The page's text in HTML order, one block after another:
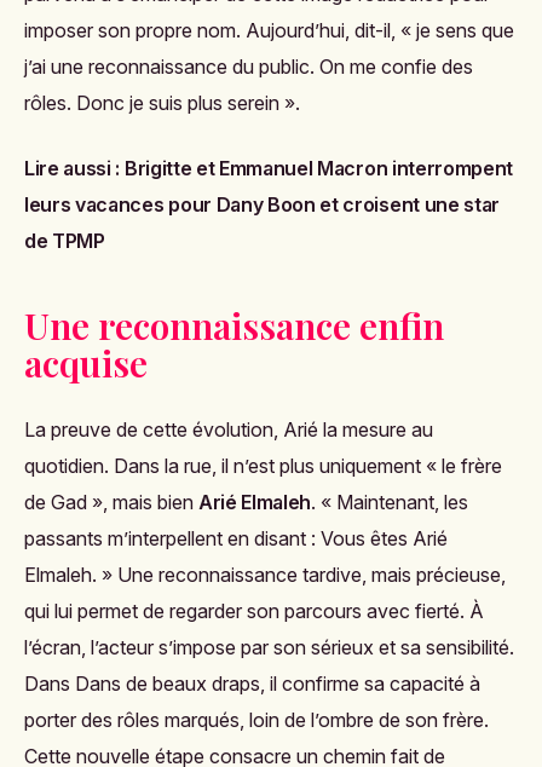
imposer son propre nom. Aujourd’hui, dit-il, « je sens que
j’ai une reconnaissance du public. On me confie des
rôles. Donc je suis plus serein ».
Lire aussi : Brigitte et Emmanuel Macron interrompent
leurs vacances pour Dany Boon et croisent une star
de TPMP
Une reconnaissance enfin
acquise
La preuve de cette évolution, Arié la mesure au
quotidien. Dans la rue, il n’est plus uniquement « le frère
de Gad », mais bien Arié Elmaleh. « Maintenant, les
passants m’interpellent en disant : Vous êtes Arié
Elmaleh. » Une reconnaissance tardive, mais précieuse,
qui lui permet de regarder son parcours avec fierté. À
l’écran, l’acteur s’impose par son sérieux et sa sensibilité.
Dans Dans de beaux draps , il confirme sa capacité à
porter des rôles marqués, loin de l’ombre de son frère.
Cette nouvelle étape consacre un chemin fait de